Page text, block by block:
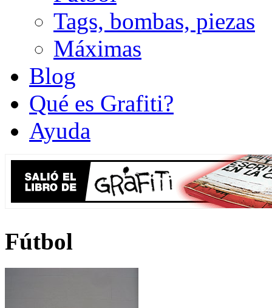
Tags, bombas, piezas
Máximas
Blog
Qué es Grafiti?
Ayuda
Fútbol